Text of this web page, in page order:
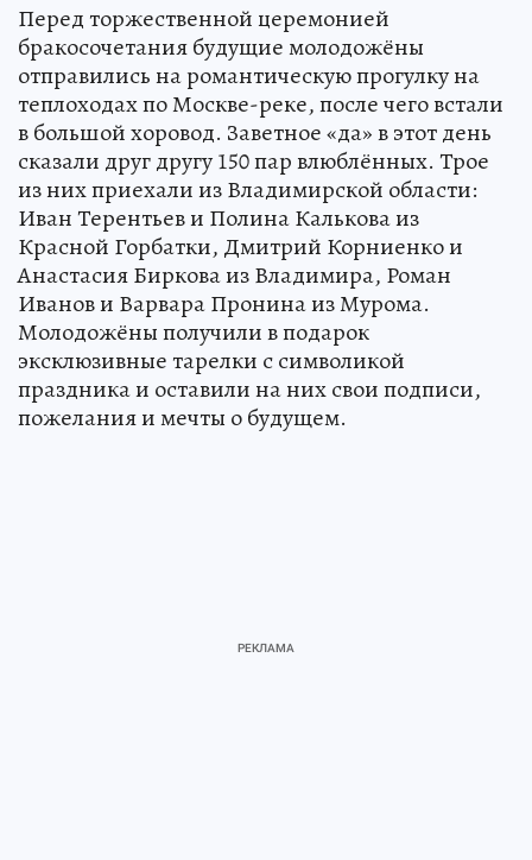
Перед торжественной церемонией
бракосочетания будущие молодожёны
отправились на романтическую прогулку на
теплоходах по Москве-реке, после чего встали
в большой хоровод. Заветное «да» в этот день
сказали друг другу 150 пар влюблённых. Трое
из них приехали из Владимирской области:
Иван Терентьев и Полина Калькова из
Красной Горбатки, Дмитрий Корниенко и
Анастасия Биркова из Владимира, Роман
Иванов и Варвара Пронина из Мурома.
Молодожёны получили в подарок
эксклюзивные тарелки с символикой
праздника и оставили на них свои подписи,
пожелания и мечты о будущем.